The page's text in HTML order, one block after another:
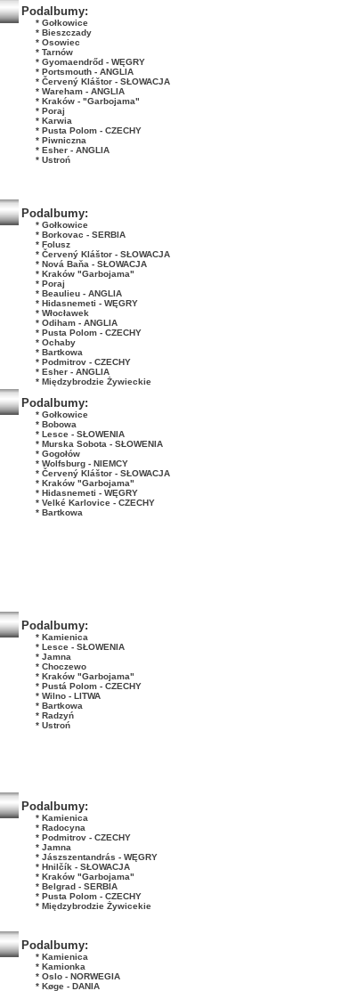
Podalbumy:
* Gołkowice
* Bieszczady
* Osowiec
* Tarnów
* Gyomaendrőd - WĘGRY
* Portsmouth - ANGLIA
* Červený Kláštor - SŁOWACJA
* Wareham - ANGLIA
* Kraków - "Garbojama"
* Poraj
* Karwia
* Pusta Polom - CZECHY
* Piwniczna
* Esher - ANGLIA
* Ustroń
Podalbumy:
* Gołkowice
* Borkovac - SERBIA
* Folusz
* Červený Kláštor - SŁOWACJA
* Nová Baňa - SŁOWACJA
* Kraków "Garbojama"
* Poraj
* Beaulieu - ANGLIA
* Hidasnemeti - WĘGRY
* Włocławek
* Odiham - ANGLIA
* Pusta Polom - CZECHY
* Ochaby
* Bartkowa
* Podmitrov - CZECHY
* Esher - ANGLIA
* Międzybrodzie Żywieckie
Podalbumy:
* Gołkowice
* Bobowa
* Lesce - SŁOWENIA
* Murska Sobota - SŁOWENIA
* Gogołów
* Wolfsburg - NIEMCY
* Červený Kláštor - SŁOWACJA
* Kraków "Garbojama"
* Hidasnemeti - WĘGRY
* Velké Karlovice - CZECHY
* Bartkowa
Podalbumy:
* Kamienica
* Lesce - SŁOWENIA
* Jamna
* Choczewo
* Kraków "Garbojama"
* Pustá Polom - CZECHY
* Wilno - LITWA
* Bartkowa
* Radzyń
* Ustroń
Podalbumy:
* Kamienica
* Radocyna
* Podmitrov - CZECHY
* Jamna
* Jászszentandrás - WĘGRY
* Hnilčík - SŁOWACJA
* Kraków "Garbojama"
* Belgrad - SERBIA
* Pusta Polom - CZECHY
* Międzybrodzie Żywicekie
Podalbumy:
* Kamienica
* Kamionka
* Oslo - NORWEGIA
* Køge - DANIA